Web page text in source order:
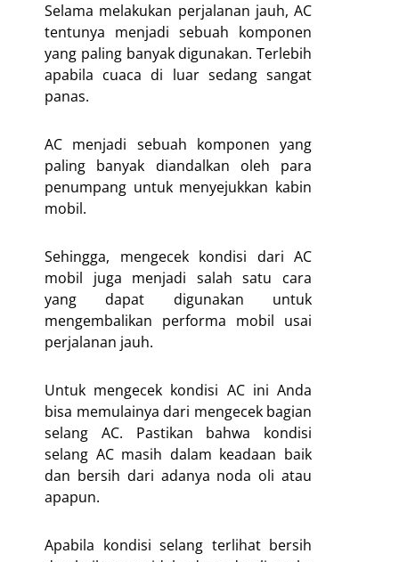
Selama melakukan perjalanan jauh, AC
tentunya menjadi sebuah komponen
yang paling banyak digunakan. Terlebih
apabila cuaca di luar sedang sangat
panas.
AC menjadi sebuah komponen yang
paling banyak diandalkan oleh para
penumpang untuk menyejukkan kabin
mobil.
Sehingga, mengecek kondisi dari AC
mobil juga menjadi salah satu cara
yang dapat digunakan untuk
mengembalikan performa mobil usai
perjalanan jauh.
Untuk mengecek kondisi AC ini Anda
bisa memulainya dari mengecek bagian
selang AC. Pastikan bahwa kondisi
selang AC masih dalam keadaan baik
dan bersih dari adanya noda oli atau
apapun.
Apabila kondisi selang terlihat bersih